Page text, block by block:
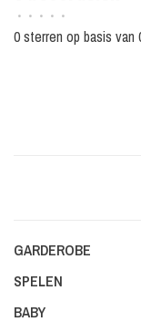
• • • • •
0 sterren op basis van
GARDEROBE
SPELEN
BABY